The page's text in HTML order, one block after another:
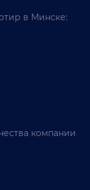
в Минске:
компании